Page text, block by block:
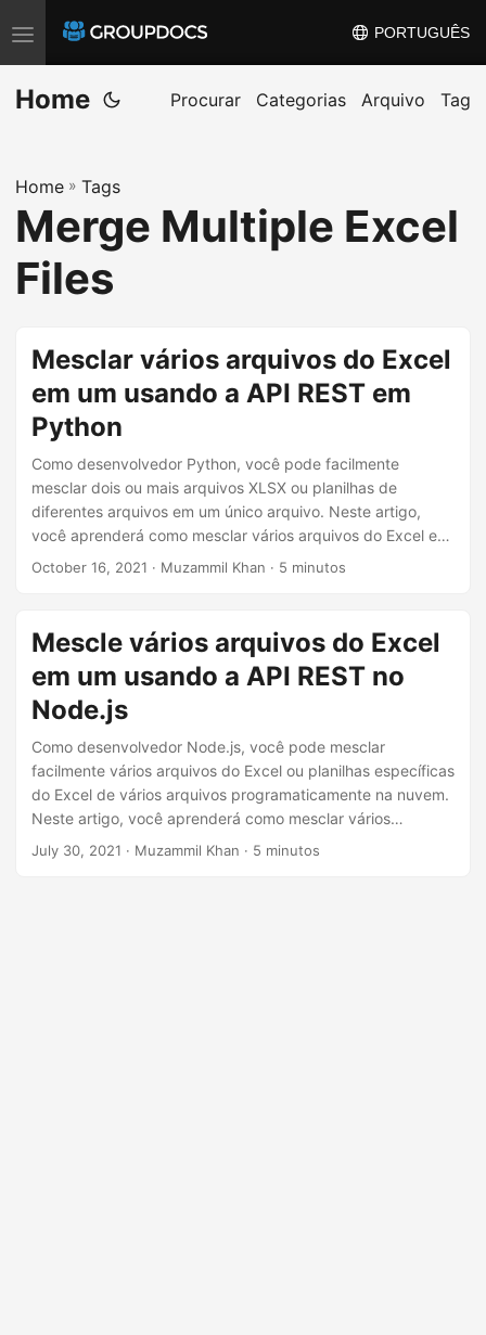
T
o
g
e
n
v
PORTUGUÊS
Home Procurar Categorias Arquivo Tag
Home » Tags
Merge Multiple Excel
Files
Mesclar vários arquivos do Excel
em um usando a API REST em
Python
Como desenvolvedor Python, você pode facilmente
mesclar dois ou mais arquivos XLSX ou planilhas de
diferentes arquivos em um único arquivo. Neste artigo,
você aprenderá como mesclar vários arquivos do Excel em
um arquivo usando uma API REST em Python.
October 16, 2021 · Muzammil Khan · 5 minutos
Mescle vários arquivos do Excel
em um usando a API REST no
Node.js
Como desenvolvedor Node.js, você pode mesclar
facilmente vários arquivos do Excel ou planilhas específicas
do Excel de vários arquivos programaticamente na nuvem.
Neste artigo, você aprenderá como mesclar vários
arquivos do Excel em um arquivo usando uma API REST no
July 30, 2021 · Muzammil Khan · 5 minutos